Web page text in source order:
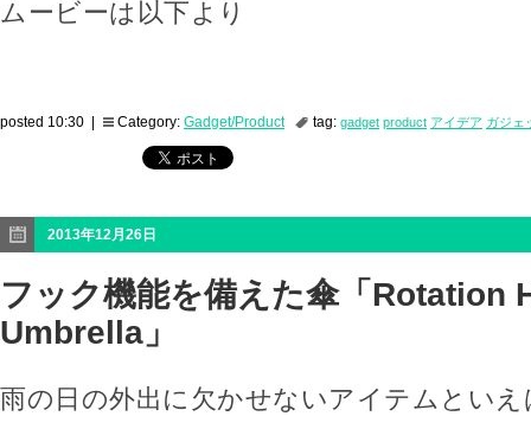
ムービーは以下より
posted 10:30 | Category: Gadget/Product tag: gadget product アイデア ガジェ
2013年12月26日
フック機能を備えた傘「Rotation
Umbrella」
雨の日の外出に欠かせないアイテムとい